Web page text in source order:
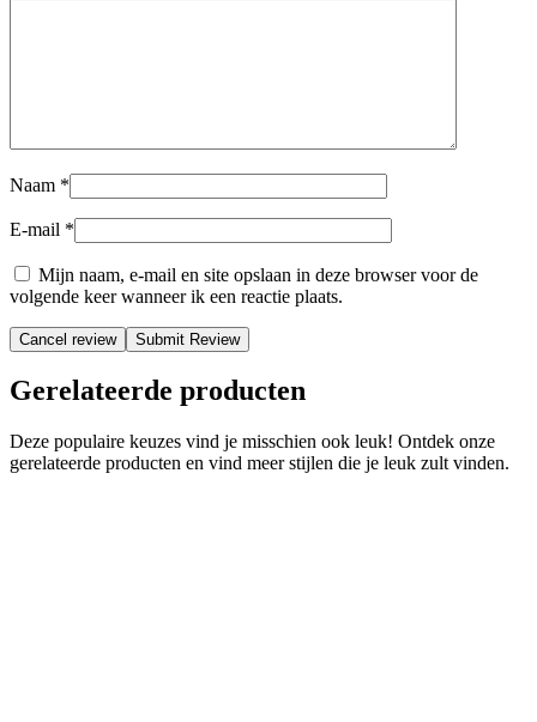
Naam *
E-mail *
Mijn naam, e-mail en site opslaan in deze browser voor de
volgende keer wanneer ik een reactie plaats.
Cancel review
Gerelateerde producten
Deze populaire keuzes vind je misschien ook leuk! Ontdek onze
gerelateerde producten en vind meer stijlen die je leuk zult vinden.